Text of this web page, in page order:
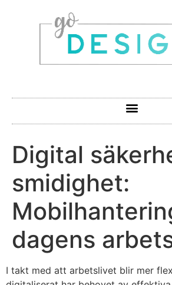
Digital
smidighet:
dagens
I takt med att arbetslivet blir mer